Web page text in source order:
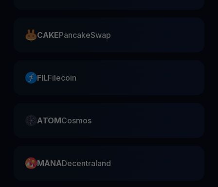
CAKEPancakeSwap
FILFilecoin
ATOMCosmos
MANADecentraland